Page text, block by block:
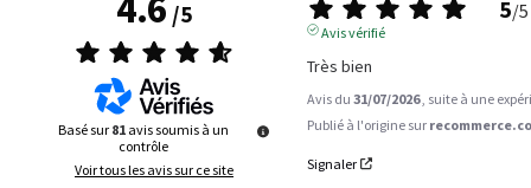
/5
Basé sur 81 avis soumis à un
contrôle
Voir tous les avis sur ce site
5/5
Avis vérifié
Très bien
Avis du 31/07/2026 , suite à une
Publié à l'origine sur
Signaler